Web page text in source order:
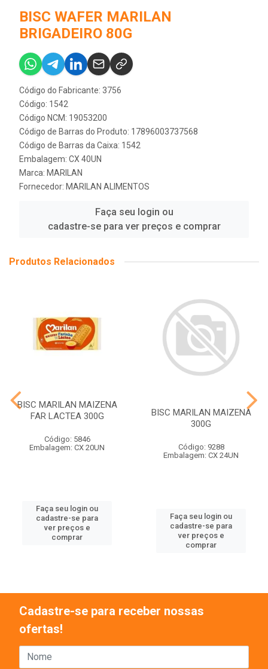
BISC WAFER MARILAN
BRIGADEIRO 80G
Código do Fabricante: 3756
Código: 1542
Código NCM: 19053200
Código de Barras do Produto: 17896003737568
Código de Barras da Caixa: 1542
Embalagem: CX 40UN
Marca: MARILAN
Fornecedor: MARILAN ALIMENTOS
Faça seu login ou
cadastre-se para ver preços e comprar
Produtos Relacionados
BISC MARILAN MAIZENA
FAR LACTEA 300G
Código: 5846
Embalagem: CX 20UN
Faça seu login ou
cadastre-se para
ver preços e
comprar
BISC MARILAN MAIZENA
300G
Código: 9288
Embalagem: CX 24UN
Faça seu login ou
cadastre-se para
ver preços e
comprar
Cadastre-se para receber nossas
ofertas!